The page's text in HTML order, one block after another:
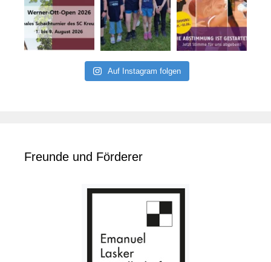
Auf Instagram folgen
Freunde und Förderer